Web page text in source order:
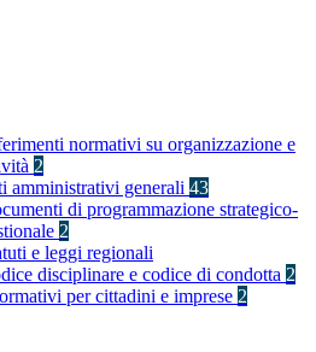
normativi su organizzazione e
2
amministrativi generali 43
di programmazione strategico-
2
e leggi regionali
disciplinare e codice di condotta 2
per cittadini e imprese 2